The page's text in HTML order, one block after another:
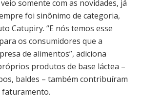
somente com as novidades, já
foi sinônimo de categoria,
Catupiry. “E nós temos esse
os consumidores que a
de alimentos”, adiciona
produtos de base láctea –
baldes – também contribuíram
faturamento.